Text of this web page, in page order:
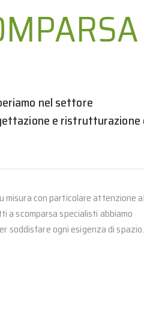
nel settore
e ristrutturazione
misura con particolare attenzione
a scomparsa specialisti abbiamo
soddisfare ogni esigenza di spazio.